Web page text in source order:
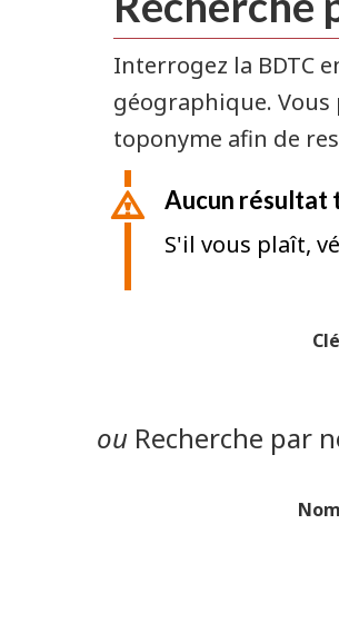
Interrogez la BDTC
géographique.
toponyme afin de
Aucun résultat
S'il vous plaît,
ou Recherche par